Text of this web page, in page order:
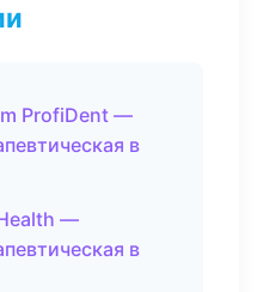
ProfiDent —
в
—
в